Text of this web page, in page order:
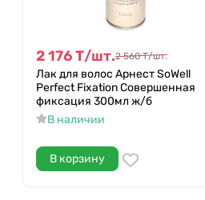
2 176Т/шт.2 560 Т/шт.
Лак для волос Арнест SoWell
Perfect Fixation Совершенная
фиксация 300мл ж/б
В наличии
В корзину